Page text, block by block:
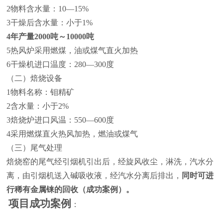
2物料含水量： 10—15%
3干燥后含水量：小于1%
4年产量2000吨～10000吨
5热风炉采用燃煤，油或煤气直火加热
6干燥机进口温度： 280—300度
（二）焙烧设备
1物料名称：钼精矿
2含水量：小于2%
3焙烧炉进口风温： 550—600度
4采用燃煤直火热风加热，燃油或煤气
（三）尾气处理
焙烧窑的尾气经引烟机引出后，经旋风收尘，淋洗，汽水分
离，由引烟机送入碱吸收液，经汽水分离后排出， 同时可进
行稀有金属铼的回收（成功案例）。
项目成功案例
：